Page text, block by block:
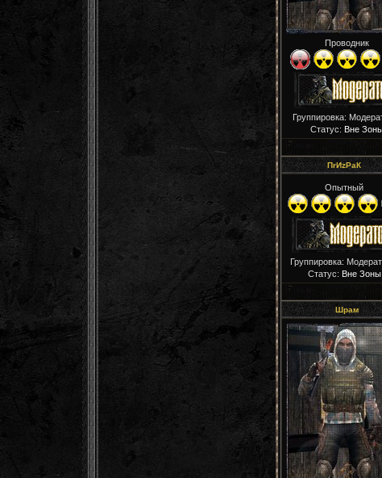
Проводник
Группировка:
Статус: Вне
ПrИzРaК
Опытный
Группировка:
Статус: Вне Зоны
Шрам